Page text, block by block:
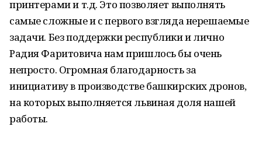
принтерами и т.д. Это позволяет выполнять
самые сложные и с первого взгляда нерешаемые
задачи. Без поддержки республики и лично
Радия Фаритовича нам пришлось бы очень
непросто. Огромная благодарность за
инициативу в производстве башкирских дронов,
на которых выполняется львиная доля нашей
работы.